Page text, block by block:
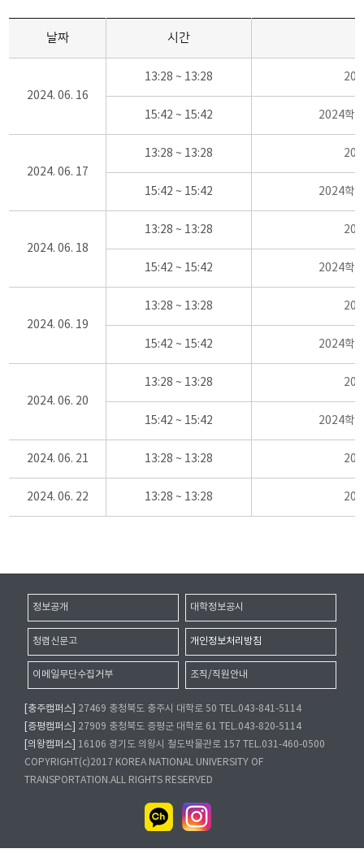
날짜 시간
2024. 06. 16
13:28 ~ 13:28
15:42 ~ 15:42 2024학
2024. 06. 17
13:28 ~ 13:28
15:42 ~ 15:42 2024학
2024. 06. 18
13:28 ~ 13:28
15:42 ~ 15:42 2024학
2024. 06. 19
13:28 ~ 13:28
15:42 ~ 15:42 2024학
2024. 06. 20
13:28 ~ 13:28
15:42 ~ 15:42 2024학
2024. 06. 21 13:28 ~ 13:28
2024. 06. 22 13:28 ~ 13:28
정보공개 대학정보공시
청렴신문고 개인정보처리방침
이메일무단수집거부 조직/직원안내
[충주캠퍼스]
27469 충청북도 충주시 대학로 50 TEL.043-841-5114
[증평캠퍼스]
27909 충청북도 증평군 대학로 61 TEL.043-820-5114
[의왕캠퍼스]
16106 경기도 의왕시 철도박물관로 157 TEL.031-460-0500
COPYRIGHT(c)2017 KOREA NATIONAL UNIVERSITY OF
TRANSPORTATION.ALL RIGHTS RESERVED